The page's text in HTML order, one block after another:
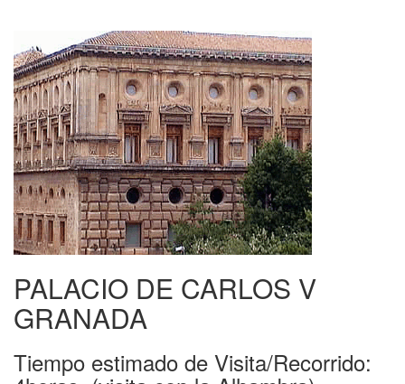
PALACIO DE CARLOS V
GRANADA
Tiempo estimado de Visita/Recorrido: